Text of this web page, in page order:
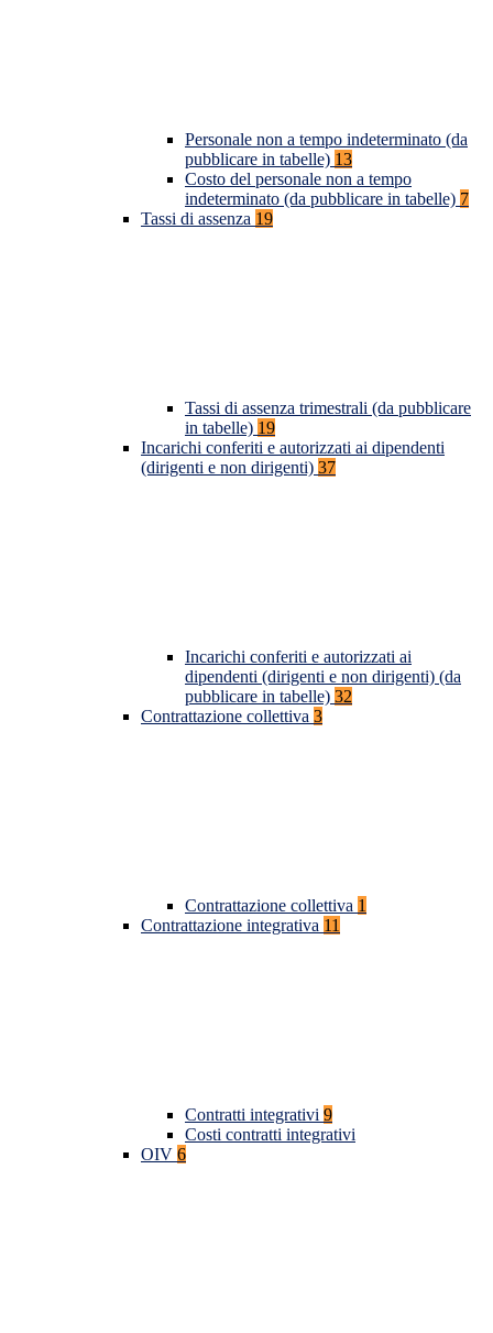
Personale non a tempo indeterminato (da
pubblicare in tabelle) 13
Costo del personale non a tempo
indeterminato (da pubblicare in tabelle) 7
Tassi di assenza 19
Tassi di assenza trimestrali (da pubblicare
in tabelle) 19
Incarichi conferiti e autorizzati ai dipendenti
(dirigenti e non dirigenti) 37
Incarichi conferiti e autorizzati ai
dipendenti (dirigenti e non dirigenti) (da
pubblicare in tabelle) 32
Contrattazione collettiva 3
Contrattazione collettiva 1
Contrattazione integrativa 11
Contratti integrativi 9
Costi contratti integrativi
OIV 6